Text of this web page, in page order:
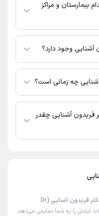
هستند
بیمارستان و مراکز
آشنایی وجود دارد؟
آنلاین به صورت تلفنی و متنی
چه زمانی است؟
فریدون آشنایی چقدر
این صفحه مثل سایت نوبت‌دهی اینترنتی دکتر فریدون آشنایی (Dr
ایشان را به شما نمایش می‌دهد.